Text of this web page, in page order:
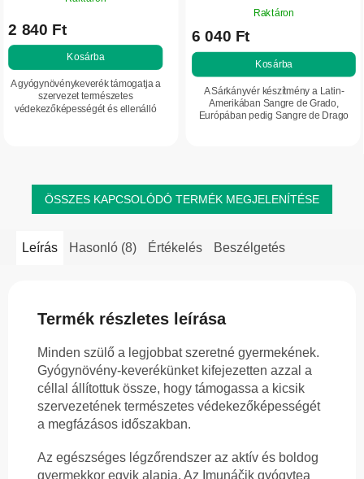
2 840 Ft
Kosárba
A gyógynövénykeverék támogatja a
szervezet természetes
védekezőképességét és ellenálló
átlagos
értékelése
5-
ből
csillag.
Raktáron
6 040 Ft
Kosárba
A Sárkányvér készítmény a Latin-
Amerikában Sangre de Grado,
Európában pedig Sangre de Drago
ÖSSZES KAPCSOLÓDÓ TERMÉK MEGJELENÍTÉSE
Leírás Hasonló (8) Értékelés Beszélgetés
Termék részletes leírása
Minden szülő a legjobbat szeretné gyermekének.
Gyógynövény-keverékünket kifejezetten azzal a
céllal állítottuk össze, hogy támogassa a kicsik
szervezetének természetes védekezőképességét
a megfázásos időszakban.
Az egészséges légzőrendszer az aktív és boldog
gyermekkor egyik alapja. Az Imunáčik gyógytea